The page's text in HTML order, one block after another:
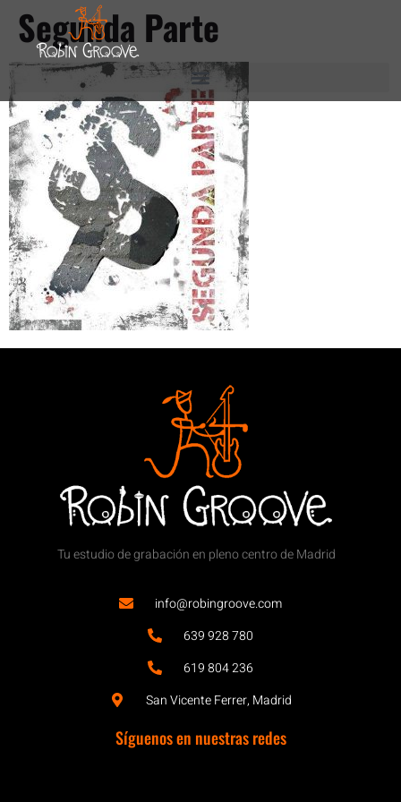
Segunda Parte
Tu estudio de grabación en pleno centro de Madrid
info@robingroove.com
639 928 780
619 804 236
San Vicente Ferrer, Madrid
Síguenos en nuestras redes